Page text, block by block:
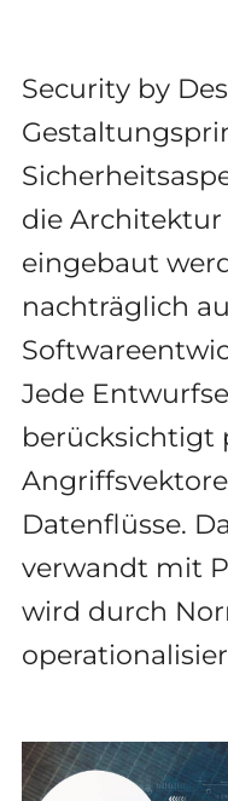
Security by
die Architektur
eingebaut
nachträglich
Jede
berücksichtigt
Datenflüsse.
verwandt mit
wird durch